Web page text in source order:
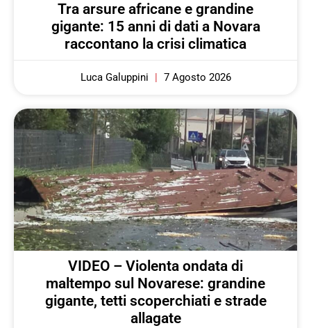
Tra arsure africane e grandine
gigante: 15 anni di dati a Novara
raccontano la crisi climatica
Luca Galuppini 7 Agosto 2026
VIDEO – Violenta ondata di
maltempo sul Novarese: grandine
gigante, tetti scoperchiati e strade
allagate